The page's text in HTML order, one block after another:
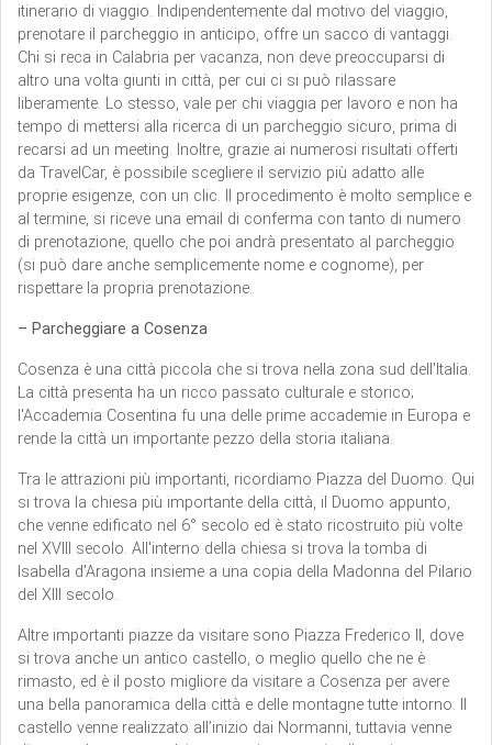
itinerario di viaggio. Indipendentemente dal motivo del viaggio,
prenotare il parcheggio in anticipo, offre un sacco di vantaggi.
Chi si reca in Calabria per vacanza, non deve preoccuparsi di
altro una volta giunti in città, per cui ci si può rilassare
liberamente. Lo stesso, vale per chi viaggia per lavoro e non ha
tempo di mettersi alla ricerca di un parcheggio sicuro, prima di
recarsi ad un meeting. Inoltre, grazie ai numerosi risultati offerti
da TravelCar, è possibile scegliere il servizio più adatto alle
proprie esigenze, con un clic. Il procedimento è molto semplice e
al termine, si riceve una email di conferma con tanto di numero
di prenotazione, quello che poi andrà presentato al parcheggio
(si può dare anche semplicemente nome e cognome), per
rispettare la propria prenotazione.
– Parcheggiare a Cosenza
Cosenza è una città piccola che si trova nella zona sud dell'Italia.
La città presenta ha un ricco passato culturale e storico;
l'Accademia Cosentina fu una delle prime accademie in Europa e
rende la città un importante pezzo della storia italiana.
Tra le attrazioni più importanti, ricordiamo Piazza del Duomo. Qui
si trova la chiesa più importante della città, il Duomo appunto,
che venne edificato nel 6° secolo ed è stato ricostruito più volte
nel XVIII secolo. All'interno della chiesa si trova la tomba di
Isabella d'Aragona insieme a una copia della Madonna del Pilario
del XIII secolo.
Altre importanti piazze da visitare sono Piazza Frederico II, dove
si trova anche un antico castello, o meglio quello che ne è
rimasto, ed è il posto migliore da visitare a Cosenza per avere
una bella panoramica della città e delle montagne tutte intorno. Il
castello venne realizzato all’inizio dai Normanni, tuttavia venne